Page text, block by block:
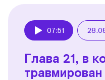
07:51
Глава 21, в
травмирован